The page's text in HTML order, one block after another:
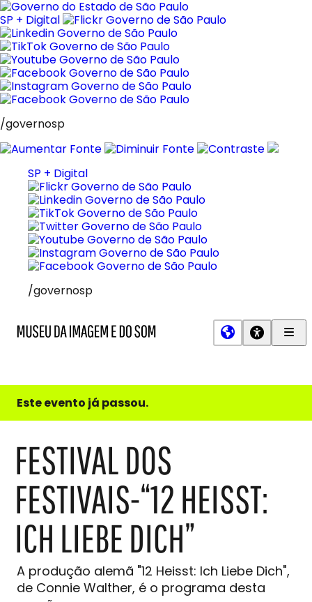
Pular
para
o
conteúdo
SP + Digital
/governosp
SP + Digital
/governosp
e
do
Este evento já passou.
FESTIVAL DOS
FESTIVAIS-“12 HEISST:
ICH LIEBE DICH”
A produção alemã "12 Heisst: Ich Liebe Dich",
de Connie Walther, é o programa desta